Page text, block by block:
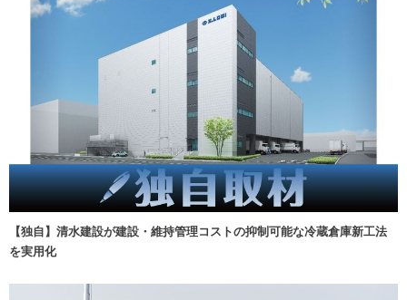
【独自】清水建設が建設・維持管理コストの抑制可能な冷蔵倉庫新工法
を実用化